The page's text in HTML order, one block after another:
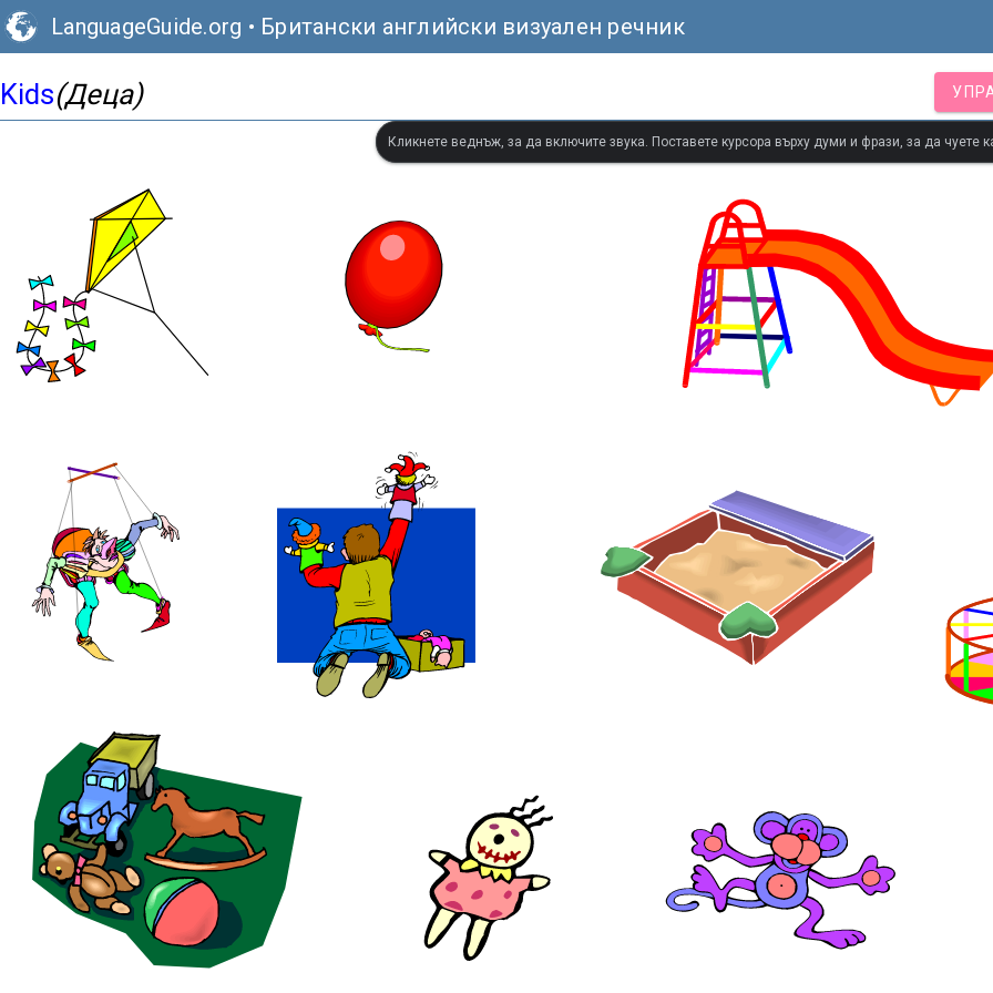
LanguageGuide.org • Британски английски визуален речник
Kids(Деца)
Кликнете веднъж, за да включите звука. Поставете курсора върху думи и фрази, за да чуете